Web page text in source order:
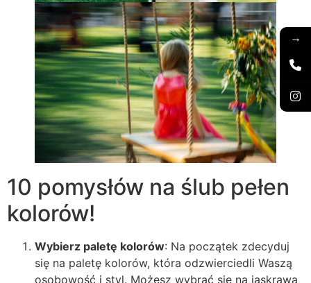
10 pomysłów na ślub pełen
kolorów!
Wybierz paletę kolorów: Na początek zdecyduj
się na paletę kolorów, która odzwierciedli Waszą
osobowość i styl. Możesz wybrać się na jaskrawą
→